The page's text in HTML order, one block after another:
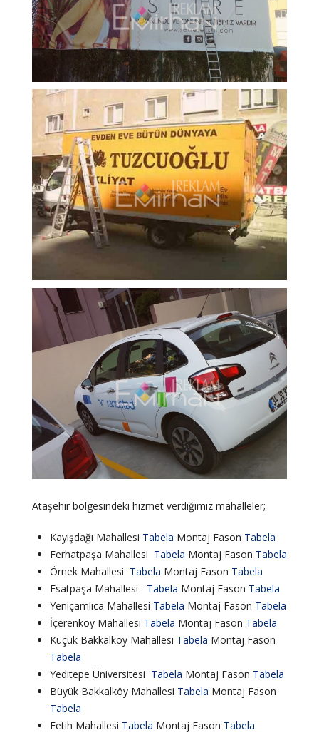
Ataşehir bölgesindeki hizmet verdiğimiz mahalleler;
Kayışdağı Mahallesi Tabela Montaj Fason Tabela
Ferhatpaşa Mahallesi Tabela Montaj Fason Tabela
Örnek Mahallesi Tabela Montaj Fason Tabela
Esatpaşa Mahallesi Tabela Montaj Fason Tabela
Yeniçamlıca Mahallesi Tabela Montaj Fason Tabela
İçerenköy Mahallesi Tabela Montaj Fason Tabela
Küçük Bakkalköy Mahallesi Tabela Montaj Fason
Tabela
Yeditepe Üniversitesi Tabela Montaj Fason Tabela
Büyük Bakkalköy Mahallesi Tabela Montaj Fason
Tabela
Fetih Mahallesi Tabela Montaj Fason Tabela